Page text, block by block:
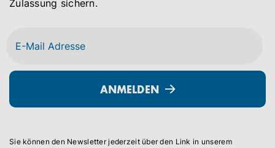
Kroschke stellt Weichen für
klimaneutrale Zukunft: CSR-
Strategie bis 2032 vorgestellt
Kroschke und Santander
digitalisieren den Fahrzeughandel:
in einem durchgängigen End-to-
Zulassung sichern.
ANMELDEN
Sie können den Newsletter jederzeit über den Link in unserem